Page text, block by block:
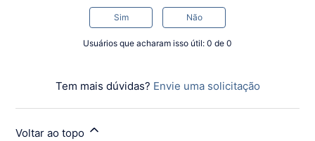
Sim Não
Usuários que acharam isso útil: 0 de 0
Tem mais dúvidas? Envie uma solicitação
Voltar ao topo